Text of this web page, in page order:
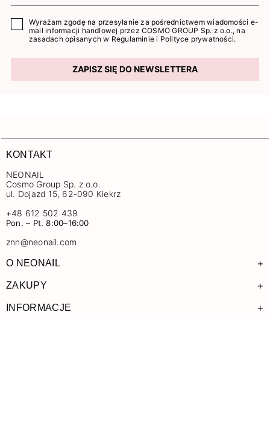
Wyrażam zgodę na przesyłanie za pośrednictwem wiadomości e-
mail informacji handlowej przez COSMO GROUP Sp. z o.o., na
zasadach opisanych w Regulaminie i Polityce prywatności.
ZAPISZ SIĘ DO NEWSLETTERA
KONTAKT
NEONAIL
Cosmo Group Sp. z o.o.
ul. Dojazd 15, 62-090 Kiekrz
+48 612 502 439
Pon. – Pt. 8:00–16:00
znn@neonail.com
O NEONAIL +
ZAKUPY +
INFORMACJE +